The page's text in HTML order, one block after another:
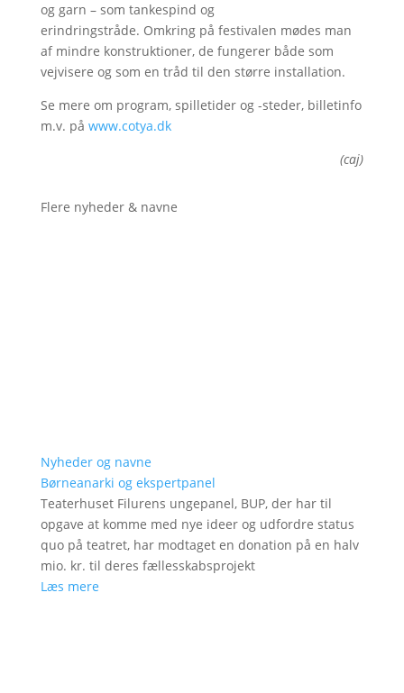
og garn – som tankespind og
erindringstråde. Omkring på festivalen mødes man
af mindre konstruktioner, de fungerer både som
vejvisere og som en tråd til den større installation.
Se mere om program, spilletider og -steder, billetinfo
m.v. på www.cotya.dk
(caj)
Flere nyheder & navne
Nyheder og navne
Børneanarki og ekspertpanel
Teaterhuset Filurens ungepanel, BUP, der har til
opgave at komme med nye ideer og udfordre status
quo på teatret, har modtaget en donation på en halv
mio. kr. til deres fællesskabsprojekt
Læs mere